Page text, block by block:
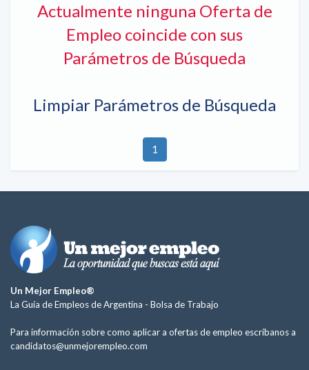
Actualmente ninguna Oferta de
Empleo coincide con sus
Parámetros de Búsqueda
Limpiar Parámetros de Búsqueda
1
Un Mejor Empleo®
La Guía de Empleos de Argentina - Bolsa de Trabajo
Para información sobre como aplicar a ofertas de empleo escríbanos a
candidatos@unmejorempleo.com